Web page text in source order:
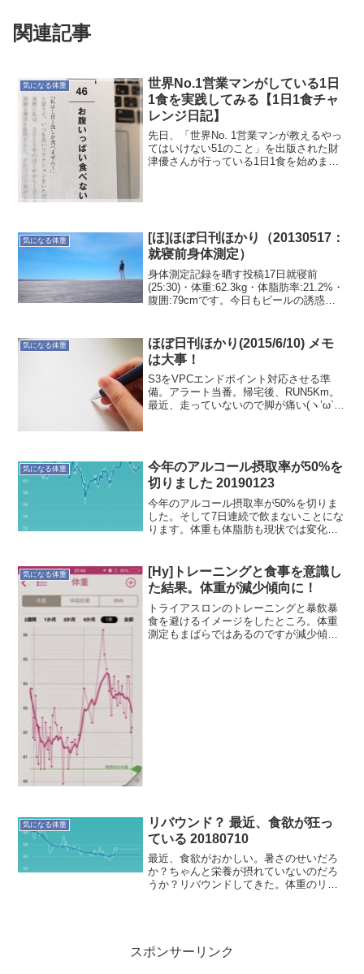
関連記事
気になる体重
世界No.1営業マンがしている1日
1食を実践してみる【1日1食チャ
レンジ日記】
先日、「世界No. 1営業マンが教えるやっ
てはいけない51のこと」を出版された財
津優さんが行っている1日1食を始めまし
気になる体重
[ほ]ほぼ日刊ほかり（20130517：
就寝前身体測定）
身体測定記録を晒す投稿17日就寝前
(25:30)・体重:62.3kg・体脂肪率:21.2%・
腹囲:79cmです。今日もビールの誘惑に
後に計測したので体脂肪率は20%...
気になる体重
ほぼ日刊ほかり(2015/6/10) メモ
は大事！
S3をVPCエンドポイント対応させる準
備。アラート当番。帰宅後、RUN5Km。
最近、走っていないので脚が痛い(ヽ’ω`)
気になる体重
今年のアルコール摂取率が50%を
切りました 20190123
今年のアルコール摂取率が50%を切りま
した。そして7日連続で飲まないことにな
ります。体重も体脂肪も現状では変化な
待ちましょう。ただし過去の傾向をみる
と、今頃が体重が増え...
気になる体重
[Hy]トレーニングと食事を意識し
た結果。体重が減少傾向に！
トライアスロンのトレーニングと暴飲暴
食を避けるイメージをしたところ。体重
測定もまばらではあるのですが減少傾向
気になる体重
リバウンド？ 最近、食欲が狂っ
ている 20180710
最近、食欲がおかしい。暑さのせいだろ
か？ちゃんと栄養が摂れていないのだろ
うか？リバウンドしてきた。体重のリバ
スポンサーリンク